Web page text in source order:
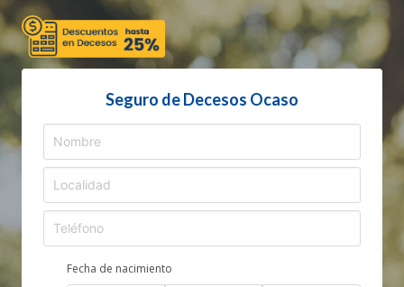
Seguro de Decesos Ocaso
Fecha de nacimiento